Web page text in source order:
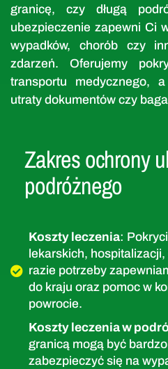
granicę, czy długą
ubezpieczenie zapewni Ci
wypadków, chorób czy
zdarzeń. Oferujemy
transportu medycznego,
utraty dokumentów czy
Zakres ochrony
podróżnego
Koszty leczenia:
lekarskich,
razie potrzeby
do kraju oraz pomoc w
powrocie.
Koszty leczenia w
granicą mogą być
zabezpieczyć się na